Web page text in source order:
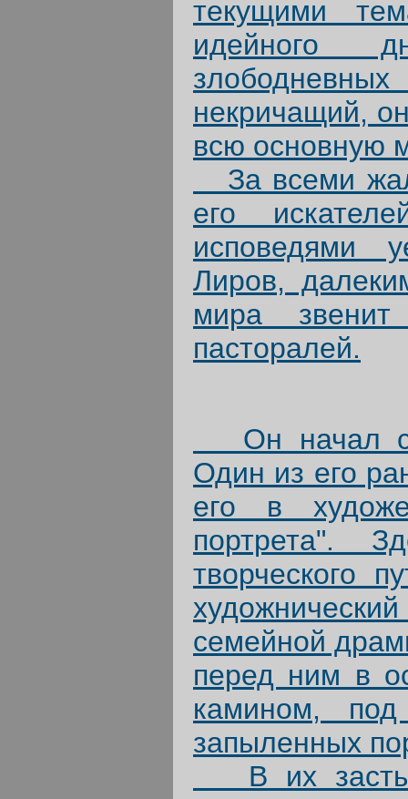
текущими
идейного
некричащий,
всю основную
За всеми
его
исповедями
Лиров,
мира
пасторалей.
Он начал с
Один из его
его в
портрета".
творческого
семейной
перед ним в
камином,
запыленных
В их